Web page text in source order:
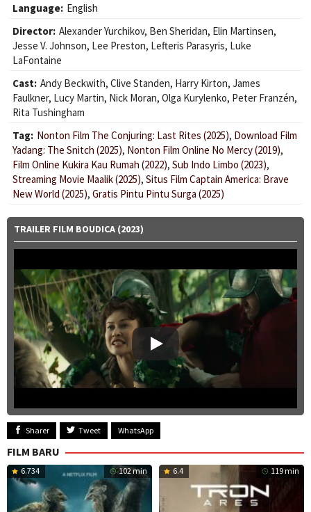
Language: English
Director: Alexander Yurchikov, Ben Sheridan, Elin Martinsen,
Jesse V. Johnson, Lee Preston, Lefteris Parasyris, Luke
LaFontaine
Cast: Andy Beckwith, Clive Standen, Harry Kirton, James
Faulkner, Lucy Martin, Nick Moran, Olga Kurylenko, Peter Franzén,
Rita Tushingham
Tag: Nonton Film The Conjuring: Last Rites (2025), Download Film
Yadang: The Snitch (2025), Nonton Film Online No Mercy (2019),
Film Online Kukira Kau Rumah (2022), Sub Indo Limbo (2023),
Streaming Movie Maalik (2025), Situs Film Captain America: Brave
New World (2025), Gratis Pintu Pintu Surga (2025)
TRAILER FILM BOUDICA (2023)
Sharer Tweet WhatsApp
FILM BARU
6.734 102 min 6.4 119 min